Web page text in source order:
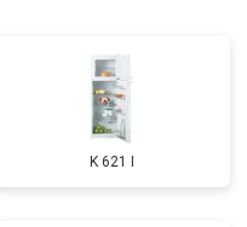
от 1900 ₽
K 621 I